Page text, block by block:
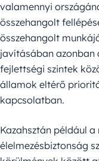
valamennyi
összehangolt
összehangolt
javításában
fejlettségi szintek
államok eltérő
kapcsolatban.
Kazahsztán például
élelmezésbiztonság